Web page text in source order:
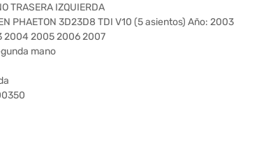
TRASERA IZQUIERDA
PHAETON 3D23D8 TDI V10 (5 asientos) Año: 2003
2004 2005 2006 2007
mano